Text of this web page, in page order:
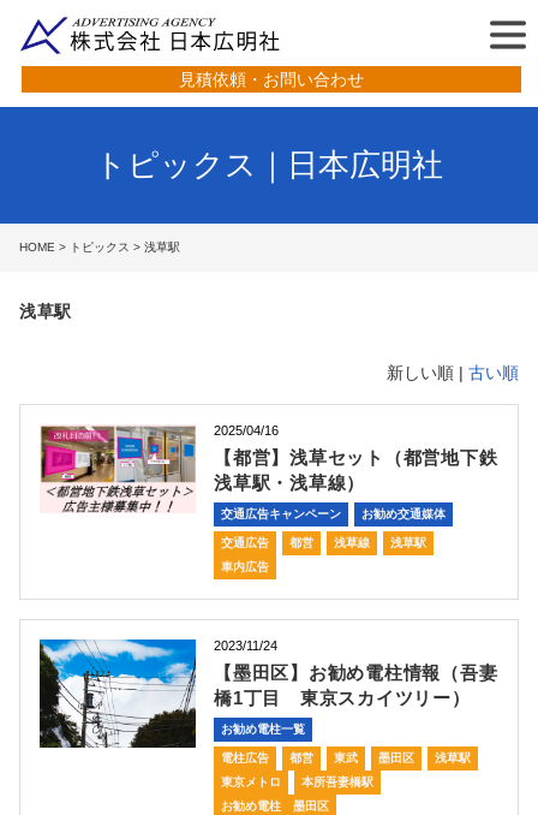
見積依頼・お問い合わせ
トピックス｜日本広明社
HOME > トピックス > 浅草駅
浅草駅
新しい順 | 古い順
2025/04/16
【都営】浅草セット（都営地下鉄
浅草駅・浅草線）
交通広告キャンペーン お勧め交通媒体
交通広告 都営 浅草線
浅草駅
車内広告
2023/11/24
【墨田区】お勧め電柱情報（吾妻
橋1丁目 東京スカイツリー）
お勧め電柱一覧
電柱広告 都営 東武 墨田区
浅草駅
東京メトロ
本所吾妻橋駅
お勧め電柱 墨田区